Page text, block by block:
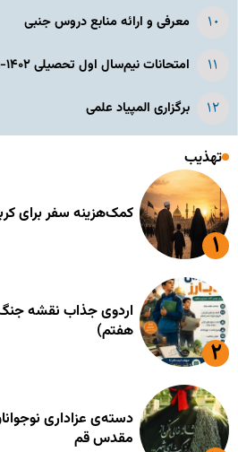
معرفی و ارائه منابع دروس جنبی
امتحانات نیم‌سال اول تحصیلی ۱۴۰۲-۱۴۰۱
برگزاری المپیاد علمی
تهذیب
کمک‌هزینه سفر برای
اردوی جذاب نقشه
هفتم)
دسته‌ی عزاداری
مقدس قم